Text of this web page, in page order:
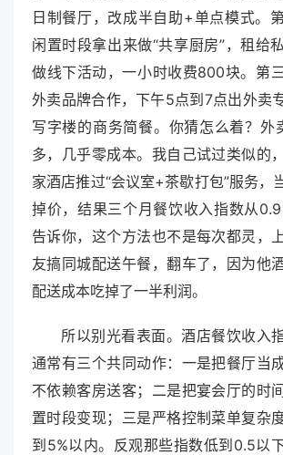
日制餐厅，改成半自助+单点模式。
闲置时段拿出来做“共享厨房”，租给
做线下活动，一小时收费800块。第
外卖品牌合作，下午5点到7点出外卖
写字楼的商务简餐。你猜怎么着？外
多，几乎零成本。我自己试过类似的
家酒店推过“会议室+茶歇打包”服务，
掉价，结果三个月餐饮收入指数从
告诉你，这个方法也不是每次都灵，
友搞同城配送午餐，翻车了，因为他
配送成本吃掉了一半利润。
所以别光看表面。酒店餐饮收入
通常有三个共同动作：一是把餐厅当
不依赖客房送客；二是把宴会厅的时
置时段变现；三是严格控制菜单复杂
到5%以内。反观那些指数低到0.5以